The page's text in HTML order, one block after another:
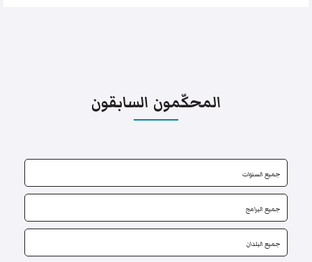
المحكّمون السابقون